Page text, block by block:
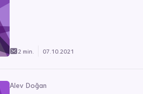
2 min. 07.10.2021
Alev Doğan